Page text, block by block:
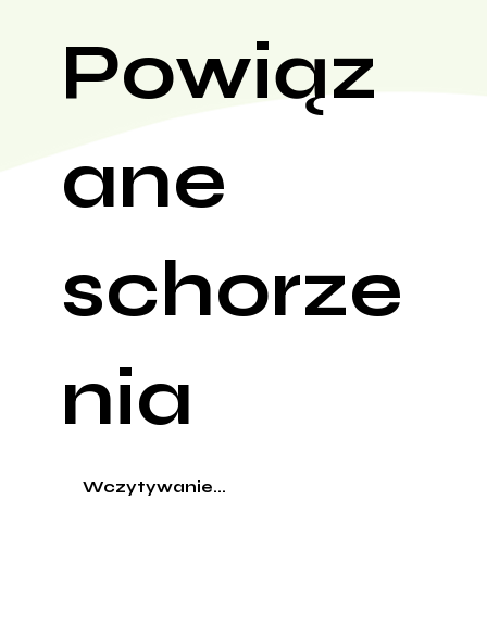
Powiąz
ane
schorze
nia
Wczytywanie...